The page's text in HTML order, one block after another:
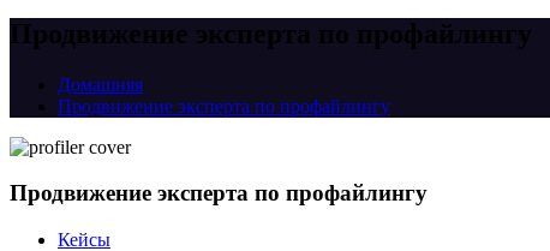
Продвижение эксперта по профайлингу
Домашняя
Продвижение эксперта по профайлингу
Продвижение эксперта по профайлингу
Кейсы